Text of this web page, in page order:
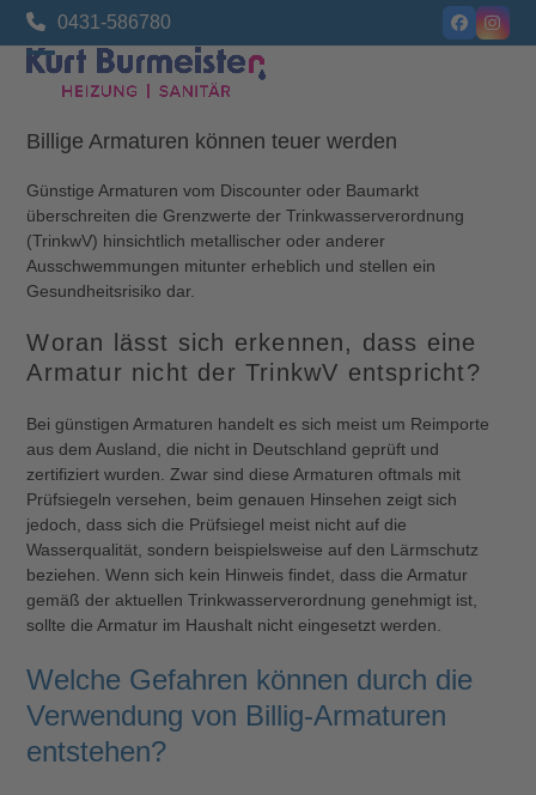
Skip
content
0431-586780 Facebook
Open
menu
Close
menu
Billige Armaturen können teuer werden
Günstige Armaturen vom Discounter oder Baumarkt
überschreiten die Grenzwerte der Trinkwasserverordnung
(TrinkwV) hinsichtlich metallischer oder anderer
Ausschwemmungen mitunter erheblich und stellen ein
Gesundheitsrisiko dar.
Woran lässt sich erkennen, dass eine
Armatur nicht der TrinkwV entspricht?
Bei günstigen Armaturen handelt es sich meist um Reimporte
aus dem Ausland, die nicht in Deutschland geprüft und
zertifiziert wurden. Zwar sind diese Armaturen oftmals mit
Prüfsiegeln versehen, beim genauen Hinsehen zeigt sich
jedoch, dass sich die Prüfsiegel meist nicht auf die
Wasserqualität, sondern beispielsweise auf den Lärmschutz
beziehen. Wenn sich kein Hinweis findet, dass die Armatur
gemäß der aktuellen Trinkwasserverordnung genehmigt ist,
sollte die Armatur im Haushalt nicht eingesetzt werden.
Welche Gefahren können durch die
Verwendung von Billig-Armaturen
entstehen?